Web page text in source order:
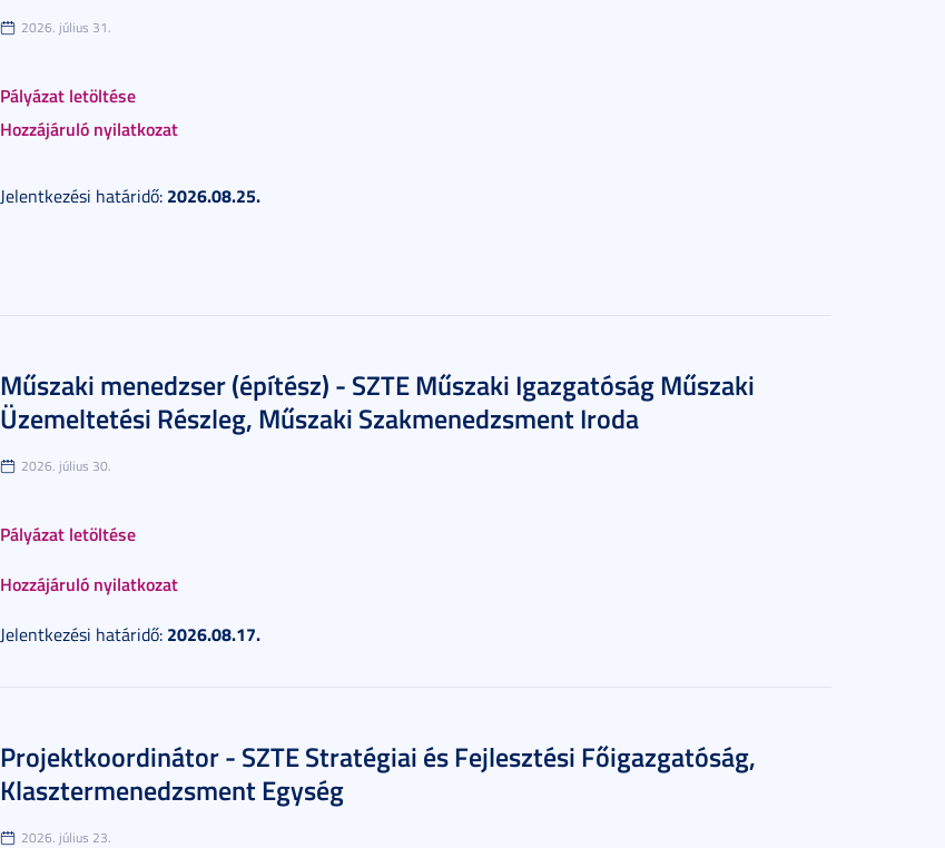
2026. július 31.
Pályázat letöltése
Hozzájáruló nyilatkozat
Jelentkezési határidő: 2026.08.25.
Műszaki menedzser (építész) - SZTE Műszaki Igazgatóság Műszaki
Üzemeltetési Részleg, Műszaki Szakmenedzsment Iroda
2026. július 30.
Pályázat letöltése
Hozzájáruló nyilatkozat
Jelentkezési határidő: 2026.08.17.
Projektkoordinátor - SZTE Stratégiai és Fejlesztési Főigazgatóság,
Klasztermenedzsment Egység
2026. július 23.